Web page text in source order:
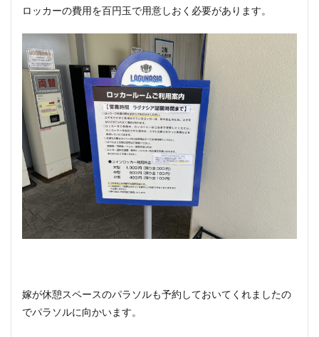
ロッカーの費用を百円玉で用意しおく必要があります。
嫁が休憩スペースのパラソルも予約しておいてくれましたの
でパラソルに向かいます。